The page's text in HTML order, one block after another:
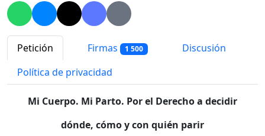
Petición Firmas 1 500
Discusión
Política de privacidad
Mi Cuerpo. Mi Parto. Por el Derecho a decidir
dónde, cómo y con quién parir